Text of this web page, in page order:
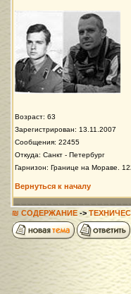
Возраст: 63
Зарегистрирован: 13.11.2007
Сообщения: 22455
Откуда: Санкт - Петербург
Гарнизон: Границе на Мораве.
Вернуться к началу
₪ СОДЕРЖАНИЕ->